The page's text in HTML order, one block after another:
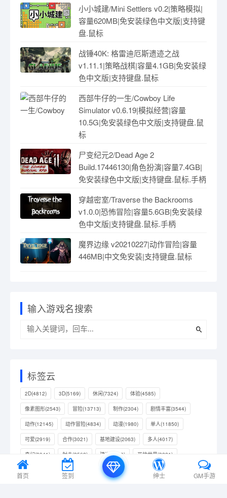
小小城建/Mini Settlers v0.2|策略模拟|
容量620MB|免安装绿色中文版|支持键
盘.鼠标
战锤40K: 格雷迪厄斯遗迹之战
v1.11.1|策略战棋|容量4.1GB|免安装绿
色中文版|支持键盘.鼠标
西部牛仔的一生/Cowboy Life
Simulator v0.6.19|模拟经营|容量
10.5G|免安装绿色中文版|支持键盘.鼠
标
尸变纪元2/Dead Age 2
Build.17446130|角色扮演|容量7.4GB|
免安装绿色中文版|支持键盘.鼠标.手柄
穿越密室/Traverse the Backrooms
v1.0.0|恐怖冒险|容量5.6GB|免安装绿
色中文版|支持键盘.鼠标.手柄
魔界边缘 v20210227|动作冒险|容量
446MB|中文免安装|支持键盘.鼠标
输入游戏名搜索
标签云
2D(4812) 3D(5169) 休闲(7324) 体验(4585)
像素图形(2543) 冒险(13713) 制作(2304) 剧情丰富(3544)
动作(12145) 动作冒险(4834) 动漫(1980) 单人(11850)
可爱(2919) 合作(3021) 基地建设(2063) 多人(4017)
奇幻(3041) 射击(2562) 建造(3659) 开放世界(3221)
彩色 恐怖(2542) 战斗(4083) 抢先体验(4815)
首页 签到 绅士 GM手游